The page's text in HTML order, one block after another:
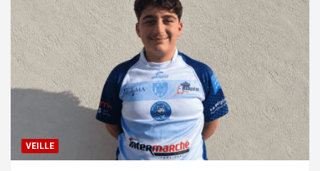
VEILLE